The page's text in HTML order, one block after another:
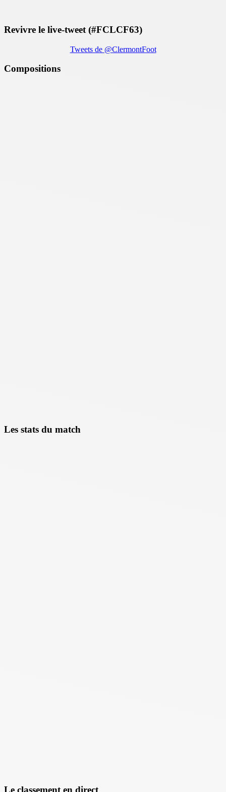
Revivre le live-tweet (#FCLCF63)
Tweets de @ClermontFoot
Compositions
Les stats du match